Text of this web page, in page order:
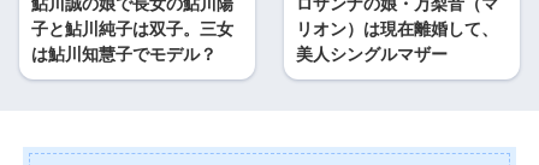
子と鮎川純子は双子。三女
は鮎川知慧子でモデル？
リオン）は現在離婚して、
美人シングルマザー